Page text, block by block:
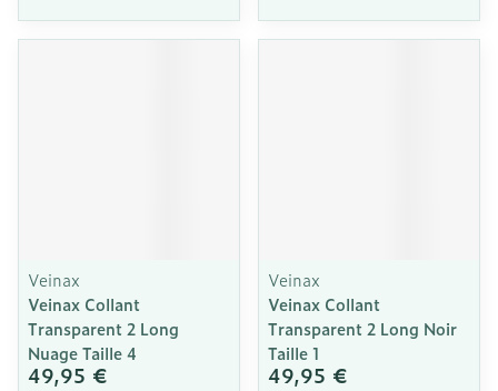
Veinax
Veinax Collant
Transparent 2 Long
Nuage Taille 4
49,95 €
Veinax
Veinax Collant
Transparent 2 Long Noir
Taille 1
49,95 €